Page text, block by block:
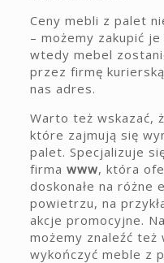
Ceny mebli z palet
– możemy zakupić
wtedy mebel
przez firmę
nas adres.
Warto też wskazać,
które zajmują się
palet. Specjalizuje
firma www, która
doskonałe na różne
powietrzu, na
akcje promocyjne.
możemy znaleźć
wykończyć meble z